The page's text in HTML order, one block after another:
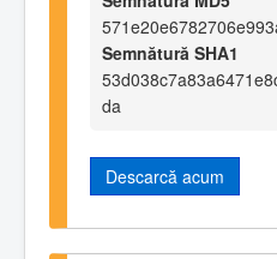
Semnătură SHA1
da
Descarcă acum